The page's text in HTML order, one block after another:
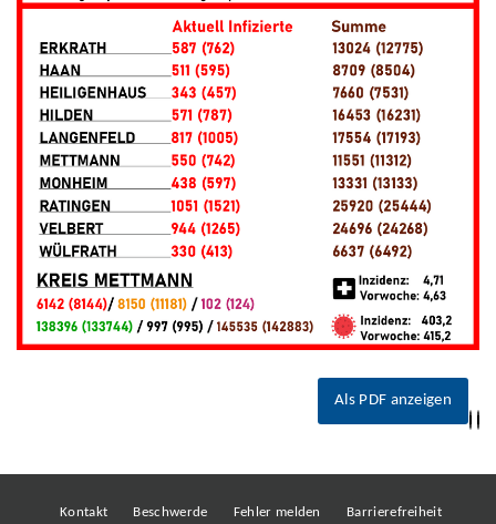
Als PDF anzeigen
Kontakt Beschwerde Fehler melden Barrierefreiheit